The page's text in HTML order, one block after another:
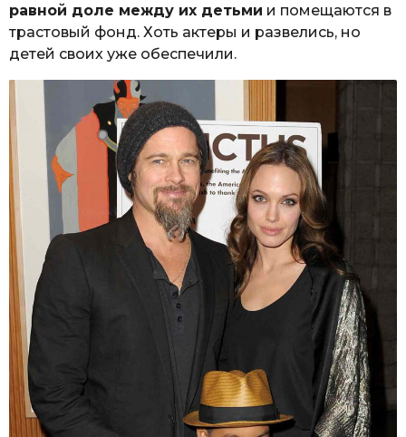
равной доле между их детьми и помещаются в
трастовый фонд. Хоть актеры и развелись, но
детей своих уже обеспечили.